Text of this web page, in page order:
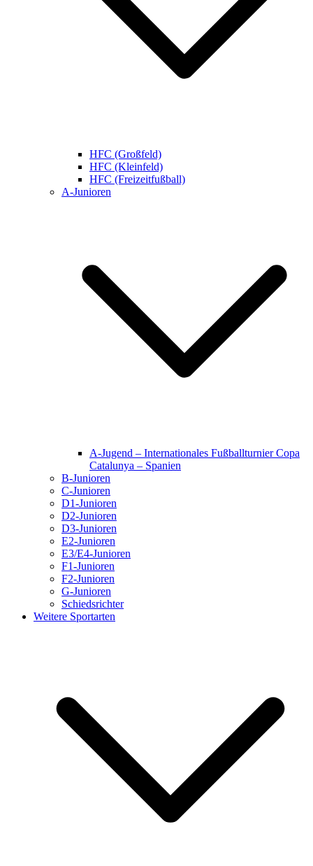
HFC (Großfeld)
HFC (Kleinfeld)
HFC (Freizeitfußball)
A-Junioren
A-Jugend – Internationales Fußballturnier Copa
Catalunya – Spanien
B-Junioren
C-Junioren
D1-Junioren
D2-Junioren
D3-Junioren
E2-Junioren
E3/E4-Junioren
F1-Junioren
F2-Junioren
G-Junioren
Schiedsrichter
Weitere Sportarten